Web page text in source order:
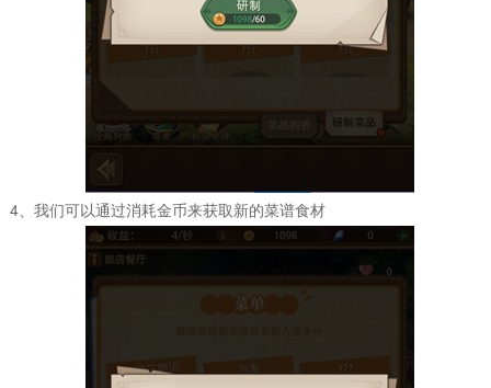
4、我们可以通过消耗金币来获取新的菜谱食材